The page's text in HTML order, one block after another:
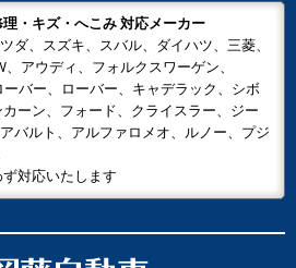
・キズ・へこみ 対応メーカー
ダ、スズキ、スバル、ダイハツ、三菱、
アウディ、フォルクスワーゲン、
バー、ローバー、キャデラック、シボ
ーン、フォード、クライスラー、ジー
バルト、アルファロメオ、ルノー、プジ
対応いたします